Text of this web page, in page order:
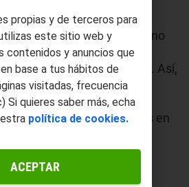
dos puntos concretos.
amperio se encuentra en uno
el matemático y
Ampère (1775-1836). Así,
hace honor a este gran
en 1827 la teoría del
que dejó grandes avances en
vida.
del amperio?
propias y de terceros para
este sitio web y
contenidos y anuncios que
base a tus hábitos de
visitadas, frecuencia
Si quieres saber más, echa
política de cookies.
ACEPTAR